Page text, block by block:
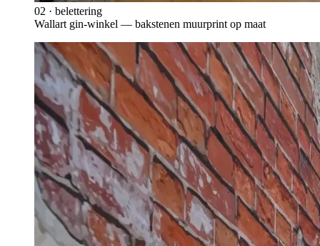
02 · belettering
Wallart gin-winkel — bakstenen muurprint op maat